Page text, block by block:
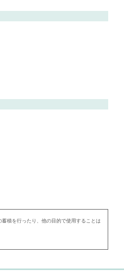
積を行ったり、他の目的で使用することは